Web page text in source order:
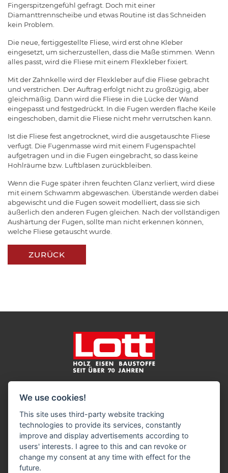
Fingerspitzengefühl gefragt. Doch mit einer
Diamanttrennscheibe und etwas Routine ist das Schneiden
kein Problem.
Die neue, fertiggestellte Fliese, wird erst ohne Kleber
eingesetzt, um sicherzustellen, dass die Maße stimmen. Wenn
alles passt, wird die Fliese mit einem Flexkleber fixiert.
Mit der Zahnkelle wird der Flexkleber auf die Fliese gebracht
und verstrichen. Der Auftrag erfolgt nicht zu großzügig, aber
gleichmäßig. Dann wird die Fliese in die Lücke der Wand
eingepasst und festgedrückt. In die Fugen werden flache Keile
eingeschoben, damit die Fliese nicht mehr verrutschen kann.
Ist die Fliese fest angetrocknet, wird die ausgetauschte Fliese
verfugt. Die Fugenmasse wird mit einem Fugenspachtel
aufgetragen und in die Fugen eingebracht, so dass keine
Hohlräume bzw. Luftblasen zurückbleiben.
Wenn die Fuge später ihren feuchten Glanz verliert, wird diese
mit einem Schwamm abgewaschen. Überstände werden dabei
abgewischt und die Fugen soweit modelliert, dass sie sich
äußerlich den anderen Fugen gleichen. Nach der vollständigen
Aushärtung der Fugen, sollte man nicht erkennen können,
welche Fliese getauscht wurde.
ZURÜCK
Cookie-Einstellungen ändern
Harry Lott Baustoffe GmbH
Holz Eisen Baustoffe
Volksdorfer Weg 194
22393 Hamburg
We use cookies!
This site uses third-party website tracking
technologies to provide its services, constantly
improve and display advertisements according to
users' interests. I agree to this and can revoke or
change my consent at any time with effect for the
future.